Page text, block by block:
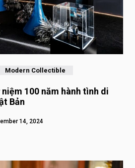
Modern Collectible
100 năm hành tình di
Bản
14, 2024